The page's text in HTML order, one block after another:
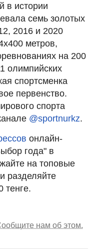
в истории
семь золотых
2016 и 2020
метров,
на 200
олимпийских
спортсменка
первенство.
спорта
@sportnurkz.
онлайн-
года" в
на топовые
разделяйте
тенге.
нам об этом.